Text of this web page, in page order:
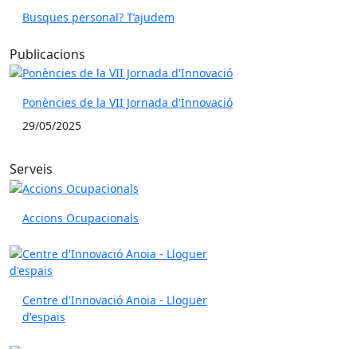
Busques personal? T’ajudem
Publicacions
Ponències de la VII Jornada d'Innovació
29/05/2025
Serveis
Accions Ocupacionals
Centre d'Innovació Anoia - Lloguer
d'espais